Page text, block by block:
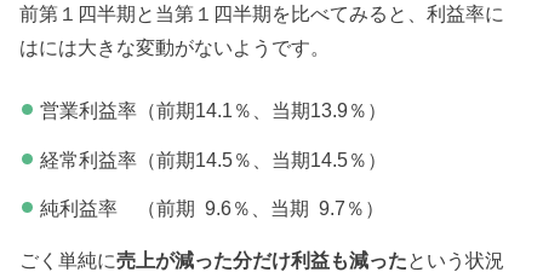
前第１四半期と当第１四半期を比べてみると、利益率に
はには大きな変動がないようです。
営業利益率（前期14.1％、当期13.9％）
経常利益率（前期14.5％、当期14.5％）
純利益率 （前期 9.6％、当期 9.7％）
ごく単純に売上が減った分だけ利益も減ったという状況